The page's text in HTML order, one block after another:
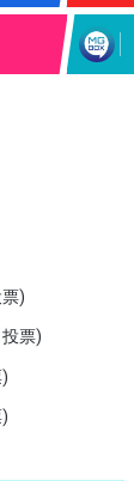
)
票)